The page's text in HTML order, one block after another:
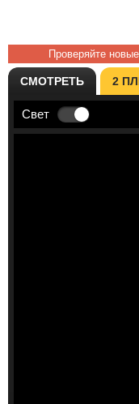
Проверяйте
СМОТРЕТЬ 2
Свет